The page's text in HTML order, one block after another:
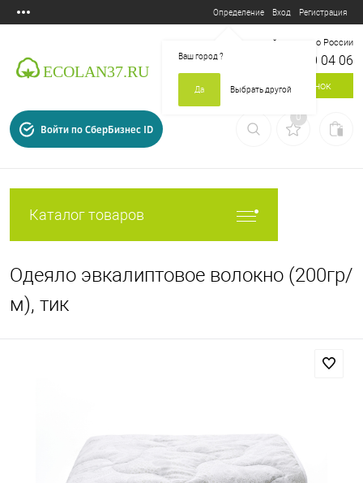
Определение
Ваш город?
Да Выбрать другой
Вход Регистрация
Бесплатный звонок по России
8 800 700 04 06
Заказать звонок
Войти по СберБизнес ID
0
Каталог товаров
Одеяло эвкалиптовое волокно (200гр/
м), тик